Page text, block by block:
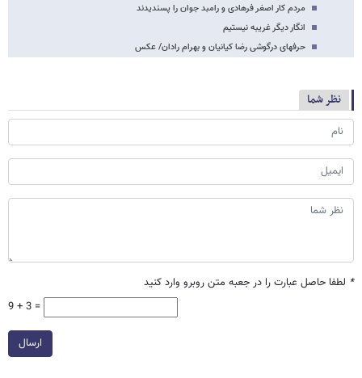
مردم کار اصغر فرهادی و رامبد جوان را پسندیدند
انگار دیگر غریبه نیستیم
حرف​های درگوشی رضا کیانیان و بهرام رادان/ عکس
نظر شما
* لطفا حاصل عبارت را در جعبه متن روبرو وارد کنید
9 + 3 =
ارسال